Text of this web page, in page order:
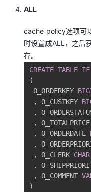
ALL
cache policy选项可
时设置成ALL，之后
存。
CREATE TABLE IF
(
O_ORDERKEY
,
O_CUSTKEY
,
,
O_TOTALPRICE
,
O_ORDERDATE
,
,
O_CLERK CHAR
,
,
O_COMMENT
)